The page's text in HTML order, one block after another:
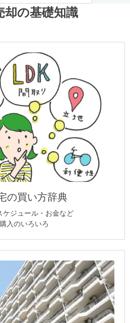
却の基礎知識
の買い方辞典
ケジュール・お金など
入のいろいろ